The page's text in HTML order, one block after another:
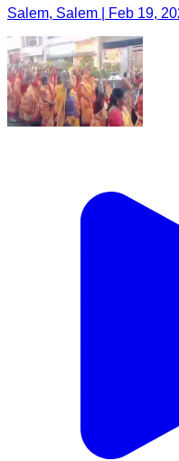
Salem, Salem | Feb 19,